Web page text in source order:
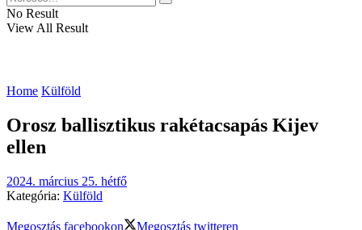
No Result
View All Result
Home Külföld
Orosz ballisztikus rakétacsapás Kijev
ellen
2024. március 25. hétfő
Kategória: Külföld
Megosztás facebookon Megosztás twitteren